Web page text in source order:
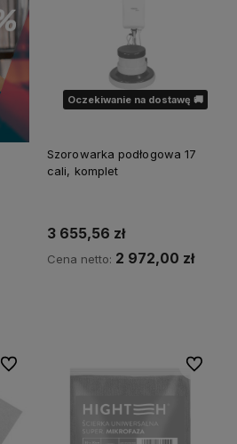
Oczekiwanie na dostawę 🚚
Szorowarka podłogowa 17
cali, komplet
3 655,56 zł
Cena netto: 2 972,00 zł
Do ulubionych Do